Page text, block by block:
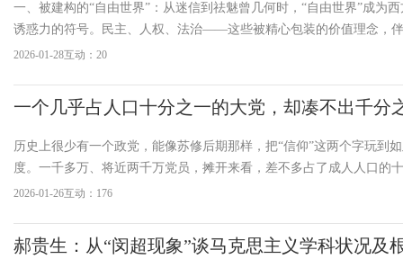
一、被建构的“自由世界”：从迷信到祛魅曾几何时，“自由世界”成为
诱惑力的符号。民主、人权、法治——这些被精心包装的价值理念，
影、流行音乐和媒体话语，构筑起一个令人神往的乌托邦图景。特别
2026-01-28互动：20
一个几乎占人口十分之一的大党，却凑不出千分
历史上很少有一个政党，能像苏修后期那样，把“信仰”这两个字玩到
度。一千多万、将近两千万党员，摊开来看，差不多占了成人人口的
规模，放在任何时代、任何国家，都是一个庞然大物。照理说，这么
2026-01-26互动：176
郝贵生：从“闵超现象”谈马克思主义学科状况及